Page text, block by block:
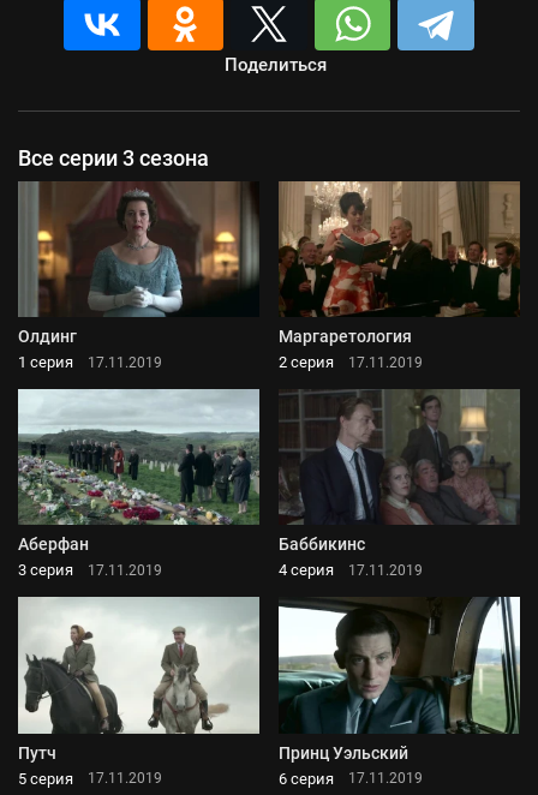
Поделиться
Все серии 3 сезона
Олдинг
1 серия 17.11.2019
Маргаретология
2 серия 17.11.2019
Аберфан
3 серия 17.11.2019
Баббикинс
4 серия 17.11.2019
Путч
5 серия 17.11.2019
Принц Уэльский
6 серия 17.11.2019